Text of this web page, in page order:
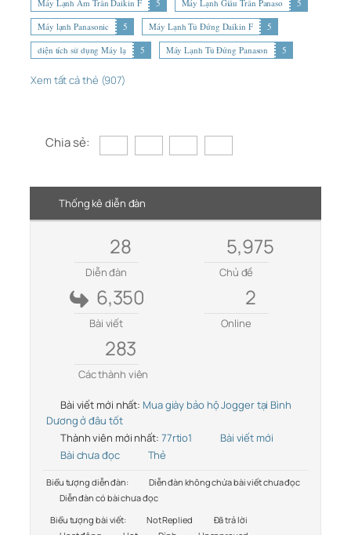
Máy Lạnh Âm Trần Daikin F
5 Máy Lạnh Giấu Trần Panaso
5
Máy lạnh Panasonic
5 Máy Lạnh Tủ Đứng Daikin F
5
diện tích sử dụng Máy lạ
5 Máy Lạnh Tủ Đứng Panason 5
Xem tất cả thẻ (907)
Chia sẻ:
Thống kê diễn đàn
28
Diễn đàn
5,975
Chủ đề
6,350
Bài viết
2
Online
283
Các thành viên
Bài viết mới nhất: Mua giày bảo hộ Jogger tại Bình
Dương ở đâu tốt
Thành viên mới nhất: 77rtio1
Bài viết mới
Bài chưa đọc
Thẻ
Biểu tượng diễn đàn:
Diễn đàn không chứa bài viết chưa đọc
Diễn đàn có bài chưa đọc
Biểu tượng bài viết:
Not Replied
Đã trả lời